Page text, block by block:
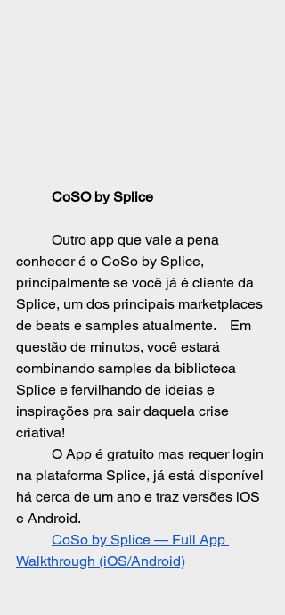
	CoSO by Splice
conhecer é o CoSo by Splice,
principalmente se você já é cliente da
Splice, um dos principais marketplaces
de beats e samples atualmente. 	Em
questão de minutos, você estará
combinando samples da biblioteca
Splice e fervilhando de ideias e
inspirações pra sair daquela crise
criativa!
na plataforma Splice, já está disponível
há cerca de um ano e traz versões iOS
e Android.
CoSo by Splice — Full App
Walkthrough (iOS/Android)